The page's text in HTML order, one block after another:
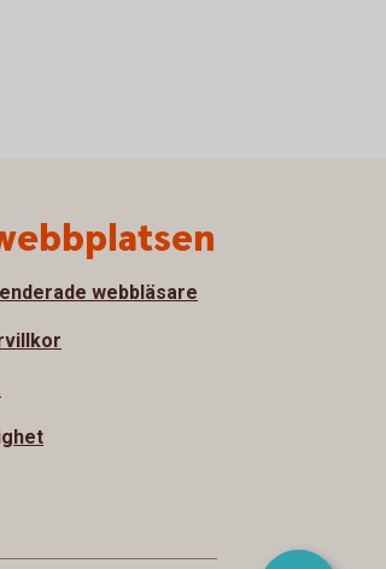
webbläsare